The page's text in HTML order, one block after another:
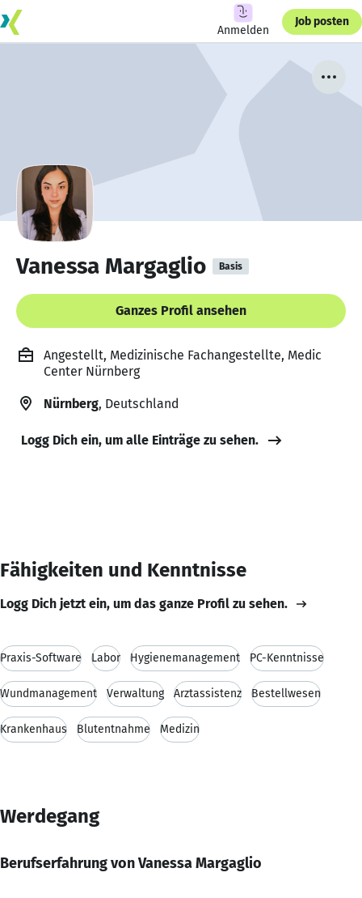
Anmelden
Job posten
Vanessa Margaglio Basis
Ganzes Profil ansehen
Angestellt, Medizinische Fachangestellte, Medic
Center Nürnberg
Nürnberg, Deutschland
Logg Dich ein, um alle Einträge zu sehen.
Fähigkeiten und Kenntnisse
Logg Dich jetzt ein, um das ganze Profil zu sehen.
Praxis-Software Labor Hygienemanagement PC-Kenntnisse
Wundmanagement Verwaltung Arztassistenz Bestellwesen
Krankenhaus Blutentnahme Medizin
Werdegang
Berufserfahrung von Vanessa Margaglio